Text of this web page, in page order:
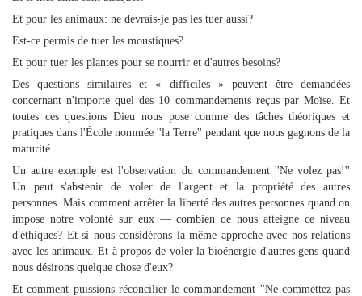
Et pour les animaux: ne devrais-je pas les tuer aussi?
Est-ce permis de tuer les moustiques?
Et pour tuer les plantes pour se nourrir et d'autres besoins?
Des questions similaires et « difficiles » peuvent être demandées
concernant n'importe quel des 10 commandements reçus par Moïse. Et
toutes ces questions Dieu nous pose comme des tâches théoriques et
pratiques dans l'École nommée ''la Terre'' pendant que nous gagnons de la
maturité.
Un autre exemple est l'observation du commandement ''Ne volez pas!''
Un peut s'abstenir de voler de l'argent et la propriété des autres
personnes. Mais comment arrêter la liberté des autres personnes quand on
impose notre volonté sur eux — combien de nous atteigne ce niveau
d'éthiques? Et si nous considérons la même approche avec nos relations
avec les animaux. Et à propos de voler la bioénergie d'autres gens quand
nous désirons quelque chose d'eux?
Et comment puissions réconcilier le commandement ''Ne commettez pas